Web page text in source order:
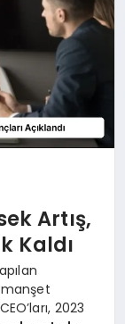
Artış,
Kaldı
manşet
2023